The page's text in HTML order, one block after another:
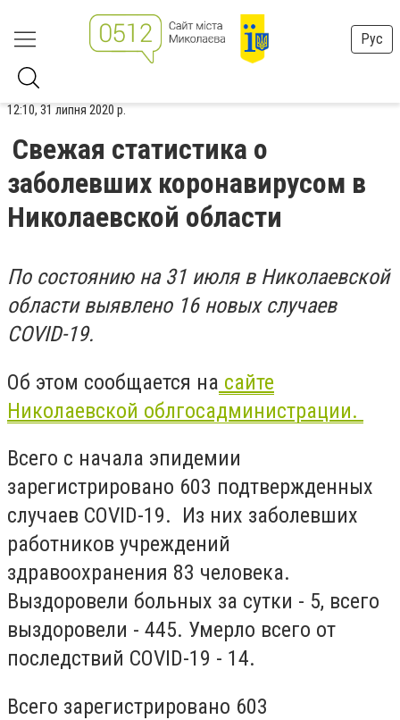
Рус
12:10, 31 липня 2020 р.
Свежая статистика о
заболевших коронавирусом в
Николаевской области
По состоянию на 31 июля в Николаевской
области выявлено 16 новых случаев
COVID-19.
Об этом сообщается на сайте
Николаевской облгосадминистрации.
Всего с начала эпидемии
зарегистрировано 603 подтвержденных
случаев COVID-19. Из них заболевших
работников учреждений
здравоохранения 83 человека.
Выздоровели больных за сутки - 5, всего
выздоровели - 445. Умерло всего от
последствий COVID-19 - 14.
Всего зарегистрировано 603